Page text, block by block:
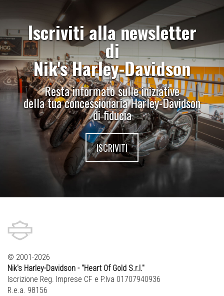
Iscriviti alla newsletter
di
Nik's Harley-Davidson
Resta informato sulle iniziative
della tua concessionaria Harley-Davidson
di fiducia
ISCRIVITI
© 2001-2026
Nik's Harley-Davidson - "Heart Of Gold S.r.l."
Iscrizione Reg. Imprese CF e P.Iva 01707940936
R.e.a. 98156